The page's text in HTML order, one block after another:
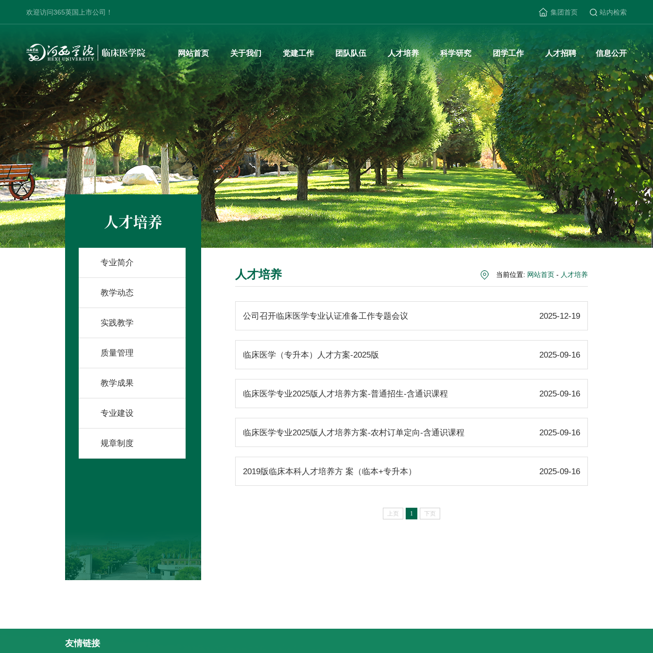
365英国上市(集团)有限公司-Official website
欢迎访问365英国上市公司！ 站内检索
集团首页
网站首页 关于我们 党建工作 团队队伍 人才培养 科学研究 团学工作 人才招聘 信息公开
人才培养
专业简介
教学动态
实践教学
质量管理
教学成果
专业建设
规章制度
人才培养 当前位置: 网站首页- 人才培养
2025-12-19
公司召开临床医学专业认证准备工作专题会议
2025-09-16
临床医学（专升本）人才方案-2025版
2025-09-16
临床医学专业2025版人才培养方案-普通招生-含通识课程
2025-09-16
临床医学专业2025版人才培养方案-农村订单定向-含通识课程
2025-09-16
2019版临床本科人才培养方 案（临本+专升本）
上页 1 下页
友情链接